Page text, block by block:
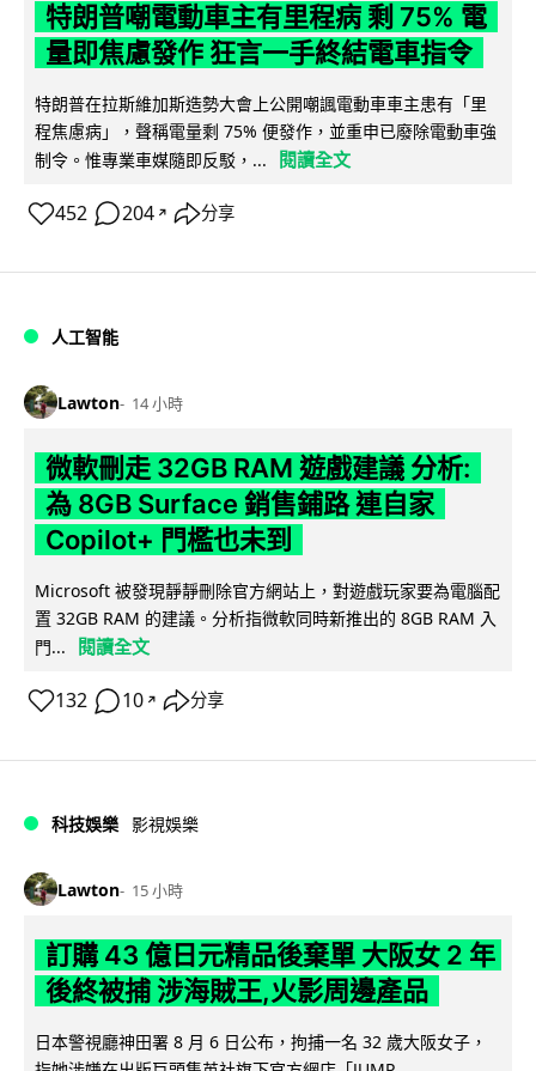
特朗普嘲電動車主有里程病 剩 75% 電
量即焦慮發作 狂言一手終結電車指令
特朗普在拉斯維加斯造勢大會上公開嘲諷電動車車主患有「里
程焦慮病」，聲稱電量剩 75% 便發作，並重申已廢除電動車強
制令。惟專業車媒隨即反駁，...
閱讀全文
452 204 ↗ 分享
人工智能
Lawton 14 小時
微軟刪走 32GB RAM 遊戲建議 分析:
為 8GB Surface 銷售鋪路 連自家
Copilot+ 門檻也未到
Microsoft 被發現靜靜刪除官方網站上，對遊戲玩家要為電腦配
置 32GB RAM 的建議。分析指微軟同時新推出的 8GB RAM 入
門...
閱讀全文
132 10 ↗ 分享
科技娛樂 影視娛樂
Lawton 15 小時
訂購 43 億日元精品後棄單 大阪女 2 年
後終被捕 涉海賊王,火影周邊產品
日本警視廳神田署 8 月 6 日公布，拘捕一名 32 歲大阪女子，